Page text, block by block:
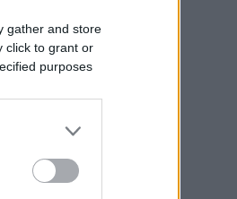
gather and store
click to grant or
purposes